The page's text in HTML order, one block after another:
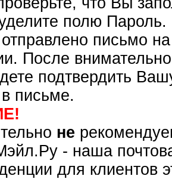
полю Пароль.
письмо
После
подтвердить
письме.
не
- наша
для клиентов